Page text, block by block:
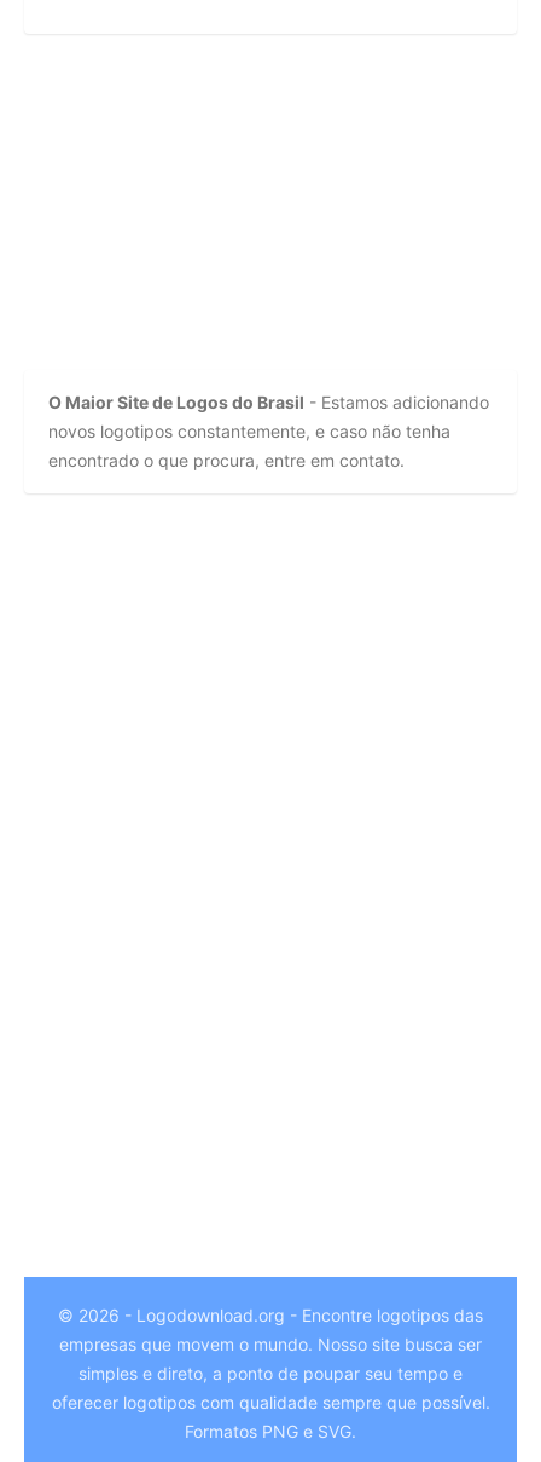
O Maior Site de Logos do Brasil - Estamos adicionando
novos logotipos constantemente, e caso não tenha
encontrado o que procura, entre em contato.
© 2026 - Logodownload.org - Encontre logotipos das
empresas que movem o mundo. Nosso site busca ser
simples e direto, a ponto de poupar seu tempo e
oferecer logotipos com qualidade sempre que possível.
Formatos PNG e SVG.
Hindi
German